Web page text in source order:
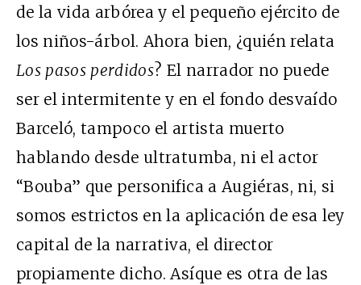
de la vida arbórea y el pequeño ejército de
los niños-árbol. Ahora bien, ¿quién relata
Los pasos perdidos? El narrador no puede
ser el intermitente y en el fondo desvaído
Barceló, tampoco el artista muerto
hablando desde ultratumba, ni el actor
“Bouba” que personifica a Augiéras, ni, si
somos estrictos en la aplicación de esa ley
capital de la narrativa, el director
propiamente dicho. Asíque es otra de las